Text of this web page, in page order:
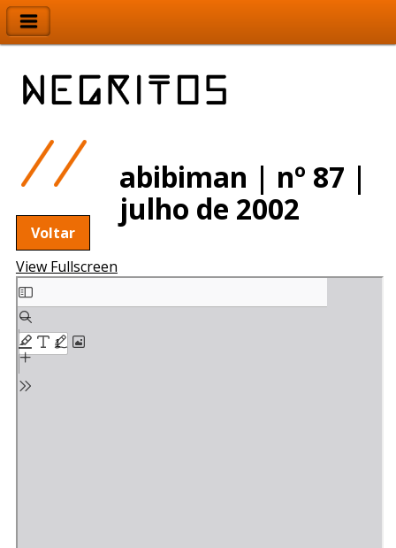
abibiman | nº 87 |
julho de 2002
Voltar
View Fullscreen
Skip
to
PDF
content